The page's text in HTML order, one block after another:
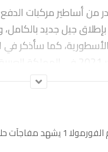
من أساطير مركبات
جيل جديد
كما سأذكر في
لاندروفر ديفندر 2021 في
وقطر والكويت وسلطنة
لكم طيب المتابعة.
عالم الفورمولا 1